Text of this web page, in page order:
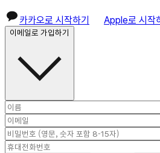
카카오로 시작하기 Apple로 시작
이메일로 가입하기